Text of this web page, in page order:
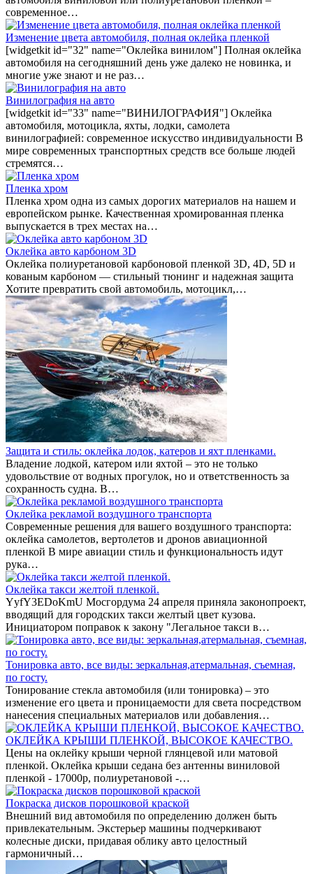
современное…
Изменение цвета автомобиля, полная оклейка пленкой
[widgetkit id="32" name="Оклейка винилом"] Полная оклейка
автомобиля на сегодняшний день уже далеко не новинка, и
многие уже знают и не раз…
Винилография на авто
[widgetkit id="33" name="ВИНИЛОГРАФИЯ"] Оклейка
автомобиля, мотоцикла, яхты, лодки, самолета
винилографией: современное искусство индивидуальности В
мире современных транспортных средств все больше людей
стремятся…
Пленка хром
Пленка хром одна из самых дорогих материалов на нашем и
европейском рынке. Качественная хромированная пленка
выпускается в трех местах на…
Оклейка авто карбоном 3D
Оклейка полиуретановой карбоновой пленкой 3D, 4D, 5D и
кованым карбоном — стильный тюнинг и надежная защита
Хотите превратить свой автомобиль, мотоцикл,…
Защита и стиль: оклейка лодок, катеров и яхт пленками.
Владение лодкой, катером или яхтой – это не только
удовольствие от водных прогулок, но и ответственность за
сохранность судна. В…
Оклейка рекламой воздушного транспорта
Современные решения для вашего воздушного транспорта:
оклейка самолетов, вертолетов и дронов авиационной
пленкой В мире авиации стиль и функциональность идут
рука…
Оклейка такси желтой пленкой.
YyfY3EDoKmU Мосгордума 24 апреля приняла законопроект,
вводящий для городских такси желтый цвет кузова.
Инициатором поправок к закону "Легальное такси в…
Тонировка авто, все виды: зеркальная,атермальная, съемная,
по госту.
Тонирование стекла автомобиля (или тонировка) – это
изменение его цвета и проницаемости для света посредством
нанесения специальных материалов или добавления…
ОКЛЕЙКА КРЫШИ ПЛЕНКОЙ, ВЫСОКОЕ КАЧЕСТВО.
Цены на оклейку крыши черной глянцевой или матовой
пленкой. Оклейка крыши седана без антенны виниловой
пленкой - 17000р, полиуретановой -…
Покраска дисков порошковой краской
Внешний вид автомобиля по определению должен быть
привлекательным. Экстерьер машины подчеркивают
колесные диски, придавая облику авто целостный
гармоничный…